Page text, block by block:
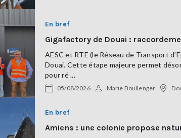
En bref
Gigafactory de Douai :
AESC et RTE (le Réseau de Transport
Douai. Cette étape majeure permet
pour ré ...
05/08/2026 Marie Boullenger
En bref
Amiens : une colonie propose